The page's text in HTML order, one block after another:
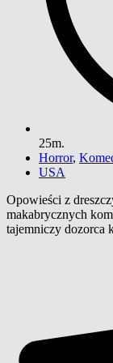
25m.
Horror,
USA
Opowieści z
makabrycznych
tajemniczy dozorca